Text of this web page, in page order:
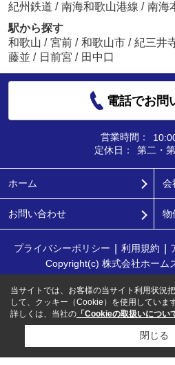
紀州鉄道 / 南海和歌山港線 / 南海
駅から探す
和歌山 / 宮前 / 和歌山市 / 紀三井
藤並 / 日前宮 / 田中口
電話でお問
営業時間：
定休日：
第二・
ホーム 会
お問い合わせ 物
プライバシーポリシー 利用規約
Copyright(c) 株式会社ホーム
当サイトでは、お客様の当サイト利用状況
して、クッキー（Cookie）を使用しています
詳しくは、当社の 「Cookieの取扱いについ
閉じる